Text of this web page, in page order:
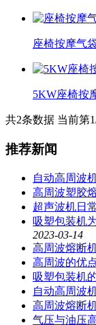
座椅按摩气
5KW座椅按
共2条数据 当前第
推荐新闻
自动高周波
高周波塑胶
超声波机日
吸塑包装机
2023-03-14
高周波熔断
高周波的优
吸塑包装机
自动高周波
高周波熔断
气压与油压